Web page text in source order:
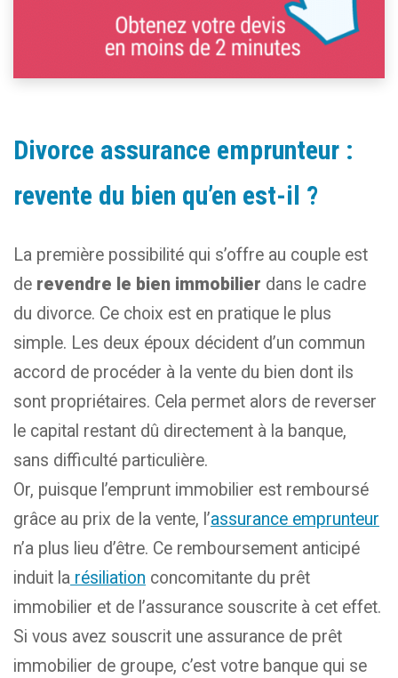
Divorce assurance emprunteur :
revente du bien qu’en est-il ?
La première possibilité qui s’offre au couple est
de revendre le bien immobilier dans le cadre
du divorce. Ce choix est en pratique le plus
simple. Les deux époux décident d’un commun
accord de procéder à la vente du bien dont ils
sont propriétaires. Cela permet alors de reverser
le capital restant dû directement à la banque,
sans difficulté particulière.
Or, puisque l’emprunt immobilier est remboursé
grâce au prix de la vente, l’assurance emprunteur
n’a plus lieu d’être. Ce remboursement anticipé
induit la résiliation concomitante du prêt
immobilier et de l’assurance souscrite à cet effet.
Si vous avez souscrit une assurance de prêt
immobilier de groupe, c’est votre banque qui se